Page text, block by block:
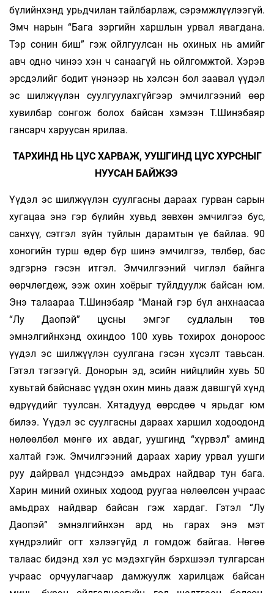
бүлийнхэнд урьдчилан тайлбарлаж, сэрэмжлүүлээгүй.
Эмч нарын “Бага зэргийн харшлын урвал явагдана.
Тэр сонин биш” гэж ойлгуулсан нь охиных нь амийг
авч одно чинээ хэн ч санаагүй нь ойлгомжтой. Хэрэв
эрсдэлийг бодит үнэнээр нь хэлсэн бол заавал үүдэл
эс шилжүүлэн суулгуулахгүйгээр эмчилгээний өөр
хувилбар сонгож болох байсан хэмээн Т.Шинэбаяр
гансарч харуусан ярилаа.
ТАРХИНД НЬ ЦУС ХАРВАЖ, УУШГИНД ЦУС ХУРСНЫГ
НУУСАН БАЙЖЭЭ
Үүдэл эс шилжүүлэн суулгасны дараах гурван сарын
хугацаа энэ гэр бүлийн хувьд зөвхөн эмчилгээ бус,
санхүү, сэтгэл зүйн туйлын дарамтын үе байлаа. 90
хоногийн турш өдөр бүр шинэ эмчилгээ, төлбөр, бас
эдгэрнэ гэсэн итгэл. Эмчилгээний чиглэл байнга
өөрчлөгдөж, ээж охин хоёрыг туйлдуулж байсан юм.
Энэ талаараа Т.Шинэбаяр “Манай гэр бүл анхнаасаа
“Лу Даопэй” цусны эмгэг судлалын төв
эмнэлгийнхэнд охиндоо 100 хувь тохирох донороос
үүдэл эс шилжүүлэн суулгана гэсэн хүсэлт тавьсан.
Гэтэл тэгээгүй. Донорын эд, эсийн нийцлийн хувь 50
хувьтай байснаас үүдэн охин минь дааж давшгүй хүнд
өдрүүдийг туулсан. Хятадууд өөрсдөө ч ярьдаг юм
билээ. Үүдэл эс суулгасны дараах харшил ходоодонд
нөлөөлбөл мөнгө их авдаг, уушгинд “хүрвэл” аминд
халтай гэж. Эмчилгээний дараах хариу урвал уушги
руу дайрвал үндсэндээ амьдрах найдвар тун бага.
Харин миний охиных ходоод руугаа нөлөөлсөн учраас
амьдрах найдвар байсан гэж хардаг. Гэтэл “Лу
Даопэй” эмнэлгийнхэн ард нь гарах энэ мэт
хүндрэлийг огт хэлээгүйд л гомдож байгаа. Нөгөө
талаас бидэнд хэл ус мэдэхгүйн бэрхшээл тулгарсан
учраас орчуулагчаар дамжуулж харилцаж байсан